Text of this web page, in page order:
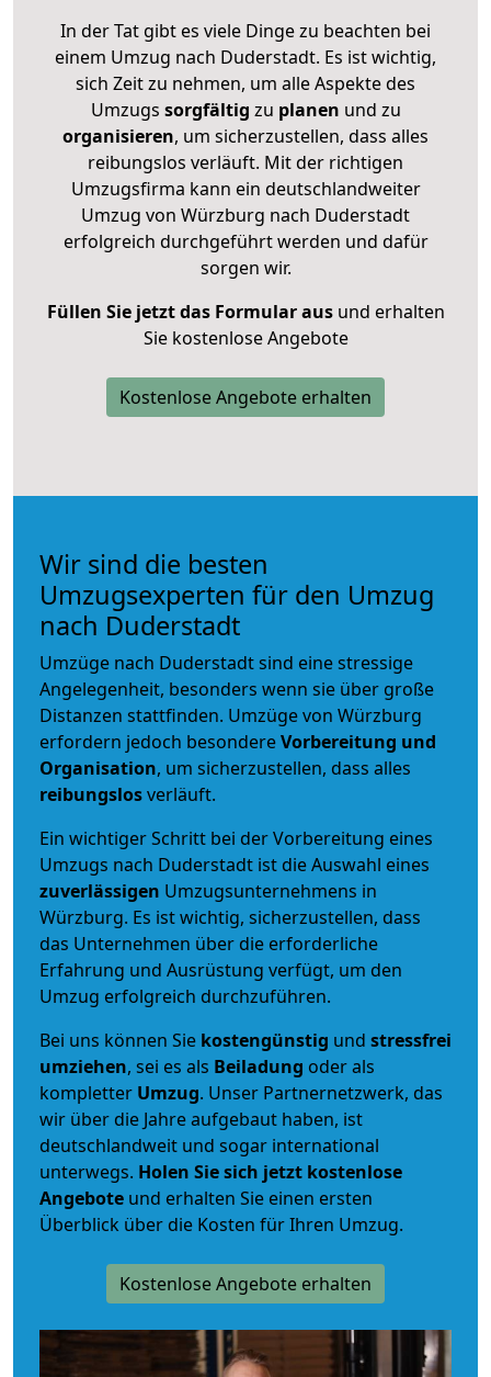
In der Tat gibt es viele Dinge zu beachten bei
einem Umzug nach Duderstadt. Es ist wichtig,
sich Zeit zu nehmen, um alle Aspekte des
Umzugs sorgfältig zu planen und zu
organisieren, um sicherzustellen, dass alles
reibungslos verläuft. Mit der richtigen
Umzugsfirma kann ein deutschlandweiter
Umzug von Würzburg nach Duderstadt
erfolgreich durchgeführt werden und dafür
sorgen wir.
Füllen Sie jetzt das Formular ausund erhalten
Sie kostenlose Angebote
Kostenlose Angebote erhalten
Wir sind die besten
Umzugsexperten für den Umzug
nach Duderstadt
Umzüge nach Duderstadt sind eine stressige
Angelegenheit, besonders wenn sie über große
Distanzen stattfinden. Umzüge von Würzburg
erfordern jedoch besondereVorbereitung und
Organisation, um sicherzustellen, dass alles
reibungslosverläuft.
Ein wichtiger Schritt bei der Vorbereitung eines
Umzugs nach Duderstadt ist die Auswahl eines
zuverlässigen Umzugsunternehmens in
Würzburg. Es ist wichtig, sicherzustellen, dass
das Unternehmen über die erforderliche
Erfahrung und Ausrüstung verfügt, um den
Umzug erfolgreich durchzuführen.
Bei uns können Sie kostengünstig und stressfrei
umziehen, sei es als Beiladung oder als
kompletter Umzug. Unser Partnernetzwerk, das
wir über die Jahre aufgebaut haben, ist
deutschlandweit und sogar international
unterwegs. Holen Sie sich jetzt kostenlose
Angebote und erhalten Sie einen ersten
Überblick über die Kosten für Ihren Umzug.
Kostenlose Angebote erhalten